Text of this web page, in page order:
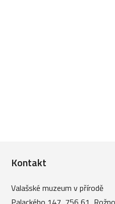
Kontakt
Valašské muzeum v přírodě